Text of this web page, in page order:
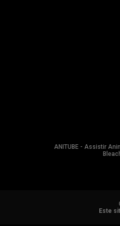
ANITUBE - Assistir
Este